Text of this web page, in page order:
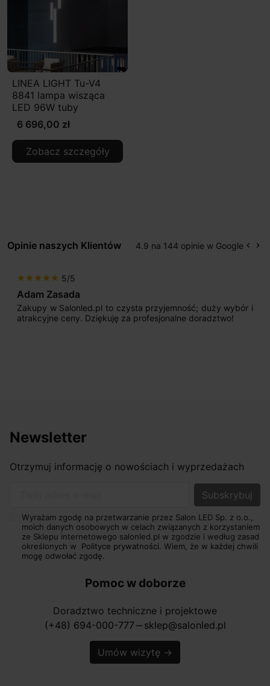
LINEA LIGHT Tu-V4
8841 lampa wisząca
LED 96W tuby
6 696,00 zł
Zobacz szczegóły
Opinie naszych Klientów 4.9 na 144 opinie w Google keyboard_arrow_left keyboard_arrow_right
star star star star star 5/5
Adam Zasada
Zakupy w Salonled.pl to czysta przyjemność; duży wybór i
atrakcyjne ceny. Dziękuję za profesjonalne doradztwo!
Newsletter
Otrzymuj informację o nowościach i wyprzedażach
Wyrażam zgodę na przetwarzanie przez Salon LED Sp. z o.o.,
moich danych osobowych w celach związanych z korzystaniem
ze Sklepu internetowego salonled.pl w zgodzie i według zasad
określonych w Polityce prywatności. Wiem, że w każdej chwili
mogę odwołać zgodę.
Pomoc w doborze
Doradztwo techniczne i projektowe
(+48) 694-000-777 horizontal_rule sklep@salonled.pl
Umów wizytę →